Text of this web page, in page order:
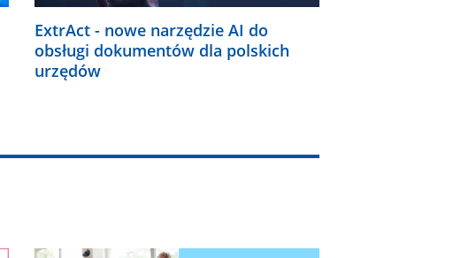
ExtrAct - nowe narzędzie AI do
obsługi dokumentów dla polskich
urzędów